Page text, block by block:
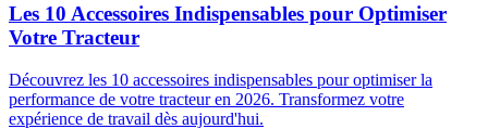
Les 10 Accessoires Indispensables pour Optimiser
Votre Tracteur
Découvrez les 10 accessoires indispensables pour optimiser la
performance de votre tracteur en 2026. Transformez votre
expérience de travail dès aujourd'hui.